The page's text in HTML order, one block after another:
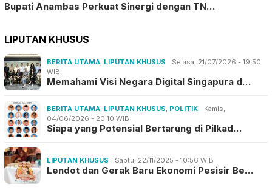
Bupati Anambas Perkuat Sinergi dengan TN…
LIPUTAN KHUSUS
BERITA UTAMA, LIPUTAN KHUSUS
Selasa, 21/07/2026 - 19:50
WIB
Memahami Visi Negara Digital Singapura d…
BERITA UTAMA, LIPUTAN KHUSUS, POLITIK
Kamis,
04/06/2026 - 20:10 WIB
Siapa yang Potensial Bertarung di Pilkad…
LIPUTAN KHUSUS Sabtu, 22/11/2025 - 10:56 WIB
Lendot dan Gerak Baru Ekonomi Pesisir Be…